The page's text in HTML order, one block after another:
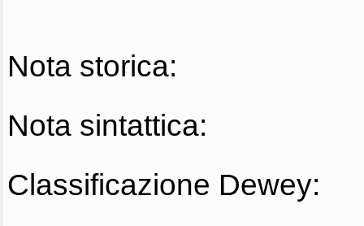
Nota storica:
Nota sintattica:
Classificazione Dewey: